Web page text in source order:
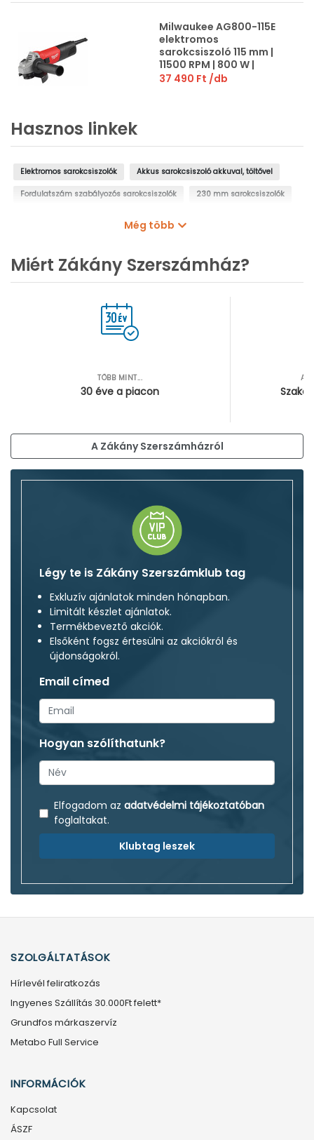
Milwaukee AG800-115E
elektromos
sarokcsiszoló 115 mm |
11500 RPM | 800 W |
Kartondobozban
37 490 Ft /db
Hasznos linkek
Elektromos sarokcsiszolók Akkus sarokcsiszoló akkuval, töltővel
Fordulatszám szabályozós sarokcsiszolók 230 mm sarokcsiszolók
Gyémánt vágókorongok, betonvágó korongok
Fúrókorona sarokcsiszolóra Körmöskulcsok
Még több
Miért Zákány Szerszámház?
TÖBB MINT...
30 éve a piacon
A Zákány Szerszámházról
Légy te is Zákány Szerszámklub tag
Exkluzív ajánlatok minden hónapban.
Limitált készlet ajánlatok.
Termékbeveztő akciók.
Elsőként fogsz értesülni az akciókról és
újdonságokról.
Email címed
Hogyan szólíthatunk?
Elfogadom az adatvédelmi tájékoztatóban
foglaltakat.
Klubtag leszek
SZOLGÁLTATÁSOK
Hírlevél feliratkozás
Ingyenes Szállítás 30.000Ft felett*
Grundfos márkaszervíz
Metabo Full Service
INFORMÁCIÓK
Kapcsolat
ÁSZF